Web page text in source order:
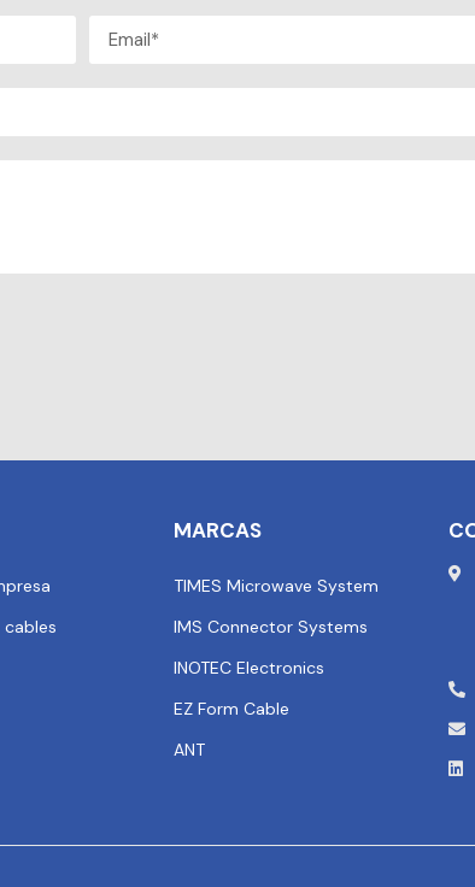
MARCAS
TIMES Microwave System
IMS Connector Systems
INOTEC Electronics
EZ Form Cable
ANT